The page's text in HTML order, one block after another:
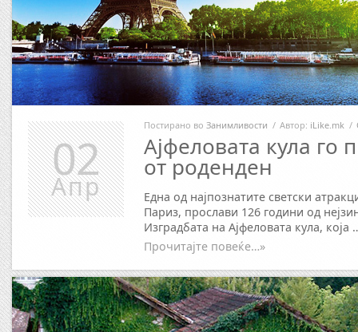
Постирано во Занимливости / Автор: iLike.mk /
Ајфеловата кула го
от роденден
Една од најпознатите светски
Париз, прослави 126 години од
Изградбата на Ајфеловата кула, која
Прочитајте повеќе…»
02
Апр